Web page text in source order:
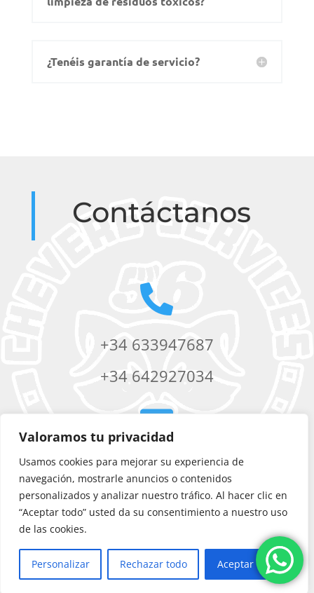
Valoramos tu privacidad
Usamos cookies para mejorar su experiencia de
navegación, mostrarle anuncios o contenidos
personalizados y analizar nuestro tráfico. Al hacer clic en
“Aceptar todo” usted da su consentimiento a nuestro uso
de las cookies.
Personalizar Rechazar todo Aceptar todo
¿Tenéis garantía de servicio?
Contáctanos

+34 633947687
+34 642927034

chevere56services@yahoo.com
©Chevere 56 Services|Diseño web por Artic Agency